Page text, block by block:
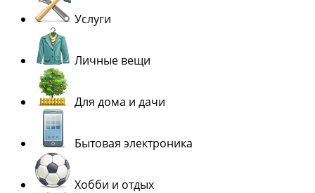
Услуги
Личные вещи
Для дома и дачи
Бытовая электроника
Хобби и отдых